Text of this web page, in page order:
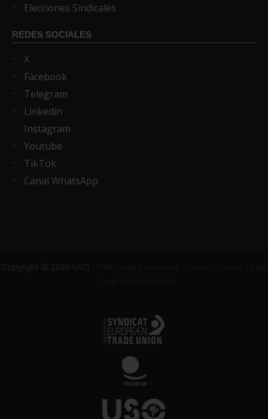
Elecciones Sindicales
REDES SOCIALES
X
Facebook
Telegram
Linkedin
Instagram
Youtube
TikTok
Canal WhatsApp
Copyright © 2026 USO ·